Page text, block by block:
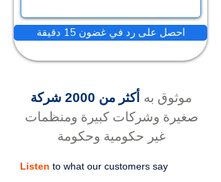
احصل على رد في غضون 15 دقيقة
موثوق به أكثر من 2000 شركة
صغيرة وشركات كبيرة ومنظمات
غير حكومية وحكومة
Listen to what our customers say